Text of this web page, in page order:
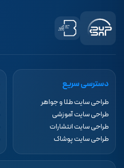
دسترسی سریع
طراحی سایت طلا و جواهر
طراحی سایت آموزشی
طراحی سایت انتشارات
طراحی سایت پوشاک